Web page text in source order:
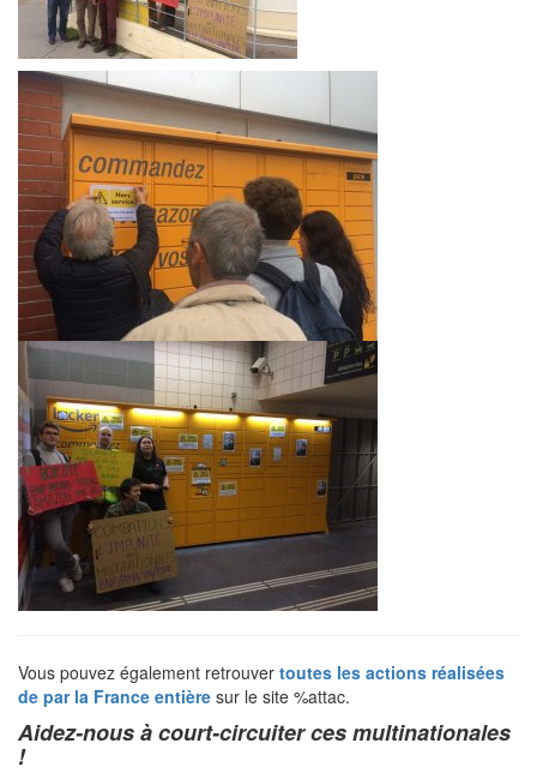
Vous pouvez également retrouver toutes les actions réalisées
de par la France entière sur le site %attac.
Aidez-nous à court-circuiter ces multinationales
!